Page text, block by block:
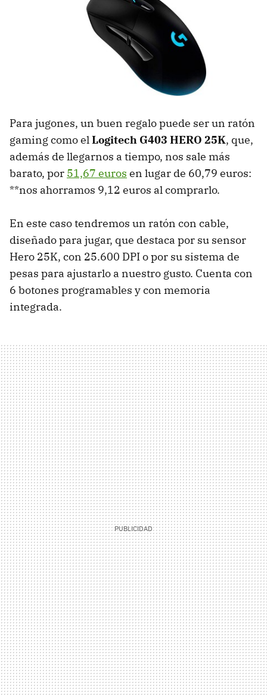
Para jugones, un buen regalo puede ser un ratón
gaming como elLogitech G403 HERO 25K, que,
además de llegarnos a tiempo, nos sale más
barato, por 51,67 euros en lugar de 60,79 euros:
**nos ahorramos 9,12 euros al comprarlo.
En este caso tendremos un ratón con cable,
diseñado para jugar, que destaca por su sensor
Hero 25K, con 25.600 DPI o por su sistema de
pesas para ajustarlo a nuestro gusto. Cuenta con
6 botones programables y con memoria
integrada.